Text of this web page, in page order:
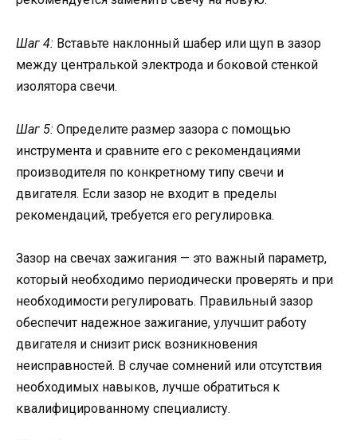
Шаг 4: Вставьте наклонный шабер или щуп в зазор
между централькой электрода и боковой стенкой
изолятора свечи.
Шаг 5: Определите размер зазора с помощью
инструмента и сравните его с рекомендациями
производителя по конкретному типу свечи и
двигателя. Если зазор не входит в пределы
рекомендаций, требуется его регулировка.
Зазор на свечах зажигания — это важный параметр,
который необходимо периодически проверять и при
необходимости регулировать. Правильный зазор
обеспечит надежное зажигание, улучшит работу
двигателя и снизит риск возникновения
неисправностей. В случае сомнений или отсутствия
необходимых навыков, лучше обратиться к
квалифицированному специалисту.